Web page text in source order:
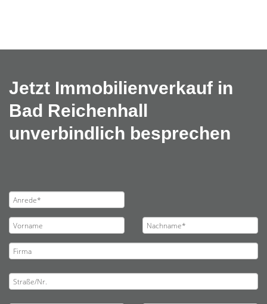
Jetzt Immobilienverkauf in
Bad Reichenhall
unverbindlich besprechen